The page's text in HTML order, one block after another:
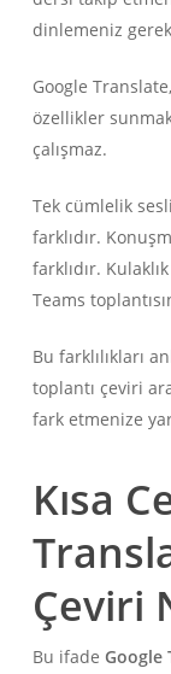
dinlemeniz
Google
özellikler
çalışmaz.
Tek cümlelik
farklıdır.
farklıdır.
Teams
Bu farklılıkları
toplantı çeviri
fark etmenize
Kısa
Çeviri
Bu ifade Google